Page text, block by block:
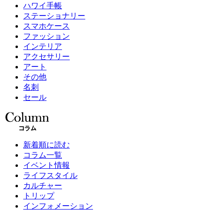
ハワイ手帳
ステーショナリー
スマホケース
ファッション
インテリア
アクセサリー
アート
その他
名刺
セール
新着順に読む
コラム一覧
イベント情報
ライフスタイル
カルチャー
トリップ
インフォメーション